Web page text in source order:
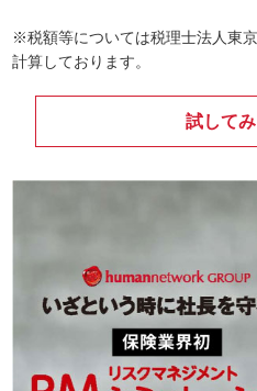
※税額等については税理士法人東
計算しております。
試して